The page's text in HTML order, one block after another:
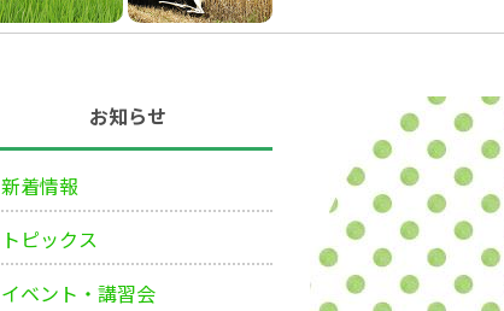
お知らせ
新着情報
トピックス
イベント・講習会